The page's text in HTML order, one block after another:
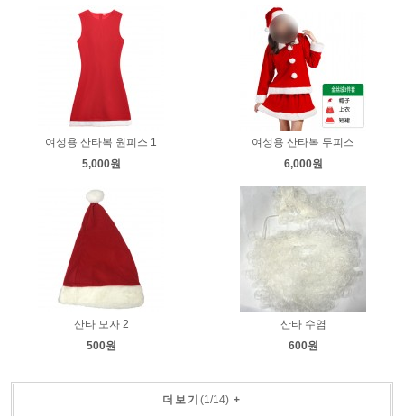
여성용 산타복 원피스 1
5,000원
여성용 산타복 투피스
6,000원
산타 모자 2
500원
산타 수염
600원
더보기 (1/14) +